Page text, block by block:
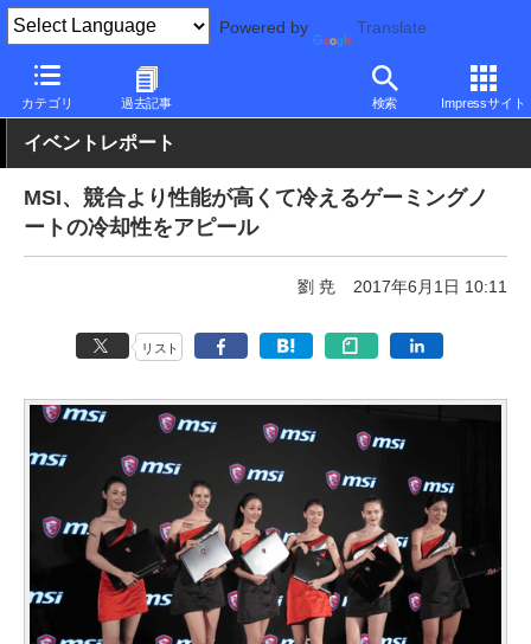
Powered by Translate
カテゴリ 過去記事 検索 Impressサイト
PC Watch イベント 2017
イベントレポート
MSI、競合より性能が高くて冷えるゲーミングノ
ートの冷却性をアピール
劉 尭 2017年6月1日 10:11
リスト